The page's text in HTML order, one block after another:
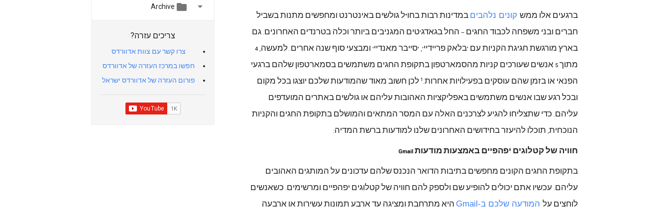
ברגעים אלו ממש קונים נלהבים במדינות רבותבחו"לגולשים באינטרנט ומחפשים מתנותבשביל
חברים ובני משפחה לכבוד החגים – החלבגאדג'טים המגניבים ביותר וכלה בטרנדים האחרונים. גם
בארץ מורגשת חגיגת הקניות עם 'בלאק פריידיי', 'סייבר מאנדיי' ומבצעי סוף שנה אחרים. למעשה, 4
מתוך אנשים שעורכים קניות מהסמארטפון בתקופת החגים משתמשים בסמארטפון שלהם ברגעי
הפנאי או בזמן שהם עוסקים בפעילויותאחרות.
1 לכן חשוב מאודשהמודעותשלכם יוצגו בכל מקום
ובכל רגעשבו אנשים משתמשים באפליקציות האהובות עליהם או גולשים באתרים המועדפים
עליהם. כדי שתצליחו להגיעלצרכנים האלה עם המסר המתאים והמושלם בתקופת החגים והקניות
הנוכחית, תוכלו להיעזרבחידושים האחרונים שלנו למודעותברשת המדיה:
חוויה שלקטלוגים יפהפיים באמצעות מודעות
בתקופת החגים הקונים מחפשים בתיבות הדואר הנכנסשלהם עדכונים על המותגים האהובים
עליהם. עכשיו אתם יכולים להופיעשם ולספק להם חוויה של קטלוגים יפהפיים ומרשימים. כשאנשים
לוחצים על המודעה שלכם ב-Gmail היא מתרחבת ומציגה עדארבע תמונות עשירותאו ארבעה

Archive 
צריכים עזרה?
צרו קשר עם צוות אדוורדס
חפשו במרכז העזרה של אדוורדס
פורום העזרה של אדוורדס ישראל